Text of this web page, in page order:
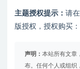
主题授权提示： 请
版授权，授权购买：
声明： 本站所有文章
布。任何个人或组织